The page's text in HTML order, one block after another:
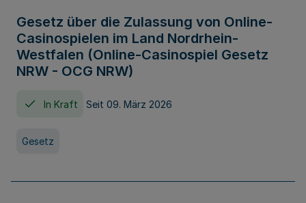
Gesetz über die Zulassung von Online-
Casinospielen im Land Nordrhein-
Westfalen (Online-Casinospiel Gesetz
NRW - OCG NRW)
In Kraft Seit 09. März 2026
Gesetz